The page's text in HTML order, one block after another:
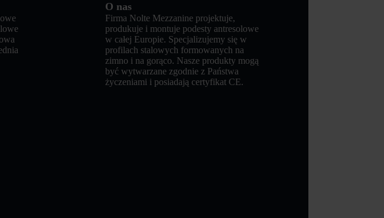
O nas
Firma Nolte Mezzanine projektuje,
produkuje i montuje podesty antresolowe
w całej Europie. Specjalizujemy się w
profilach stalowych formowanych na
zimno i na gorąco. Nasze produkty mogą
być wytwarzane zgodnie z Państwa
życzeniami i posiadają certyfikat CE.